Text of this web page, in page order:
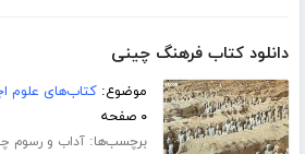
دانلود کتاب فرهنگ چینی
موضوع:کتاب‌های علوم
۰ صفحه
برچسب‌ها:آداب و رسوم